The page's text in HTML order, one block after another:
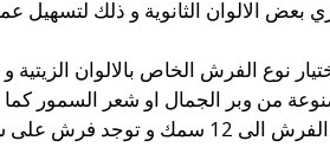
الالوان الثانوية و ذلك لتسهيل
نوع الفرش الخاص بالالوان
من وبر الجمال او شعر السمور
شكل دائرة و ذلك للاستخدامات المختلفة .